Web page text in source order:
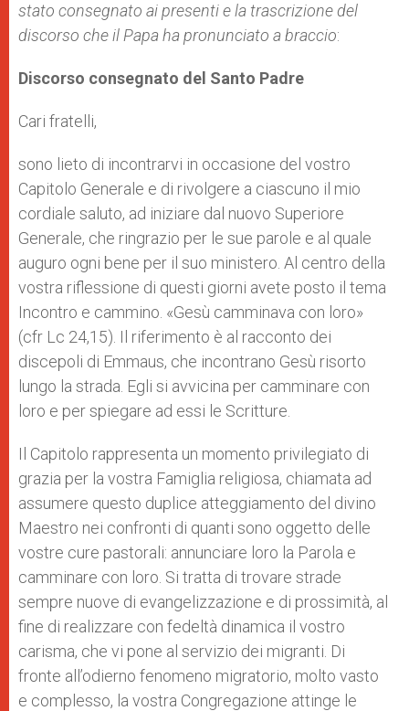
stato consegnato ai presenti e la trascrizione del
discorso che il Papa ha pronunciato a braccio:
Discorso consegnato del Santo Padre
Cari fratelli,
sono lieto di incontrarvi in occasione del vostro
Capitolo Generale e di rivolgere a ciascuno il mio
cordiale saluto, ad iniziare dal nuovo Superiore
Generale, che ringrazio per le sue parole e al quale
auguro ogni bene per il suo ministero. Al centro della
vostra riflessione di questi giorni avete posto il tema
Incontro e cammino. «Gesù camminava con loro»
(cfr Lc 24,15). Il riferimento è al racconto dei
discepoli di Emmaus, che incontrano Gesù risorto
lungo la strada. Egli si avvicina per camminare con
loro e per spiegare ad essi le Scritture.
Il Capitolo rappresenta un momento privilegiato di
grazia per la vostra Famiglia religiosa, chiamata ad
assumere questo duplice atteggiamento del divino
Maestro nei confronti di quanti sono oggetto delle
vostre cure pastorali: annunciare loro la Parola e
camminare con loro. Si tratta di trovare strade
sempre nuove di evangelizzazione e di prossimità, al
fine di realizzare con fedeltà dinamica il vostro
carisma, che vi pone al servizio dei migranti. Di
fronte all’odierno fenomeno migratorio, molto vasto
e complesso, la vostra Congregazione attinge le